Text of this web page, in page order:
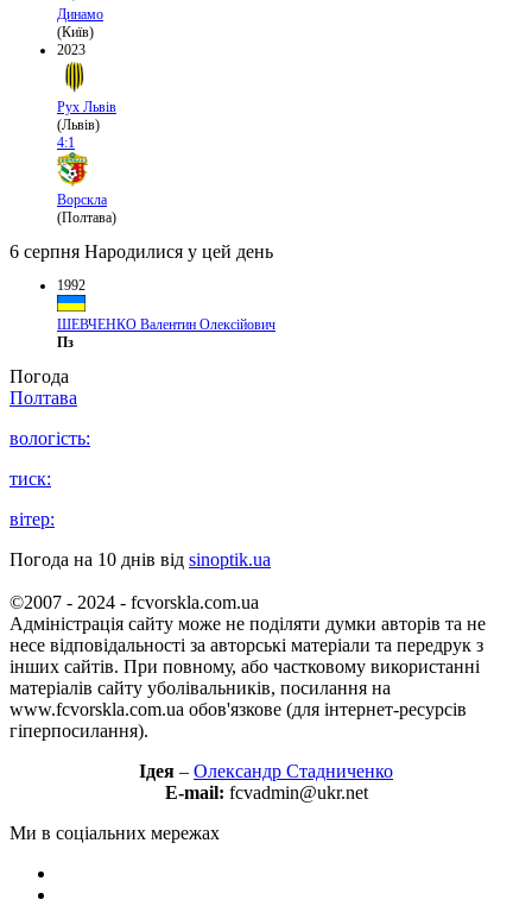
Динамо
(Київ)
2023
Рух Львів
(Львів)
4:1
Ворскла
(Полтава)
6 серпня Народилися у цей день
1992
ШЕВЧЕНКО Валентин Олексійович
Пз
Погода
Полтава
вологість:
тиск:
вітер:
Погода на 10 днів від sinoptik.ua
©2007 - 2024 - fcvorskla.com.ua
Адміністрація сайту може не поділяти думки авторів та не
несе відповідальності за авторські матеріали та передрук з
інших сайтів. При повному, або частковому використанні
матеріалів сайту уболівальників, посилання на
www.fcvorskla.com.ua обов'язкове (для інтернет-ресурсів
гіперпосилання).
Ідея – Олександр Стадниченко
E-mail: fcvadmin@ukr.net
Ми в соціальних мережах